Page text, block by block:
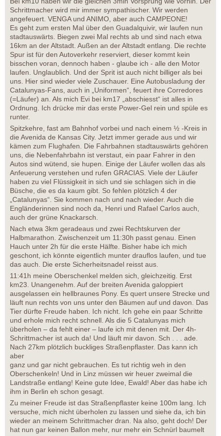
Schrittmacher wird mir immer sympathischer. Wir werden
angefeuert. VENGA und ANIMO, aber auch CAMPEONE!
Es geht zum ersten Mal über den Guadalquivir, wir laufen nun
stadtauswärts. Biegen zwei Mal rechts ab und sind nach etwa
16km an der Altstadt. Außen an der Altstadt entlang. Die rechte
Spur ist für den Autoverkehr reserviert, dieser kommt kein
bisschen voran, dennoch haben - glaube ich - alle den Motor
laufen. Unglaublich. Und der Sprit ist auch nicht billiger als bei
uns. Hier sind wieder viele Zuschauer. Eine Autobusladung der
Catalunyas-Fans, auch in „Uniformen“, feuert ihre Corredores
(=Läufer) an. Als mich Evi bei km17 „abschiesst“ ist alles in
Ordnung. Ich drücke mir das erste Power-Gel rein und spüle es
runter.
Spitzkehre, fast am Bahnhof vorbei und nach einem ½ -Kreis in
die Avenida de Kansas City. Jetzt immer gerade aus und wir
kämen zum Flughafen. Die Fahrbahnen stadtauswärts gehören
uns, die Nebenfahrbahn ist verstaut, ein paar Fahrer in den
Autos sind wütend, sie hupen. Einige der Läufer wollen das als
Anfeuerung verstehen und rufen GRACIAS. Viele der Läufer
haben zu viel Flüssigkeit in sich und sie schlagen sich in die
Büsche, die es da kaum gibt. So fehlen plötzlich 4 der
„Catalunyas“. Sie kommen nach und nach wieder. Auch die
Engländerinnen sind noch da, Henri und Rafael Carlos auch,
auch der grüne Knackarsch.
Nach etwa 3km geradeaus und zwei Rechtskurven der
Halbmarathon. Zwischenzeit um 11:30h passt genau. Einen
Hauch unter 2h für die erste Hälfte. Bisher habe ich mich
geschont, ich könnte eigentlich munter drauflos laufen, und tue
das auch. Die erste Sicherheitsnadel reisst aus.
11:41h meine Oberschenkel melden sich, gleichzeitig. Erst
km23. Unangenehm. Auf der breiten Avenida galoppiert
ausgelassen ein hellbraunes Pony. Es quert unsere Strecke und
läuft nun rechts von uns unter den Bäumen auf und davon. Das
Tier dürfte Freude haben. Ich nicht. Ich gehe ein paar Schritte
und erhole mich recht schnell. Als die 5 Catalunyas mich
überholen – da fehlt einer – laufe ich mit denen mit. Der 4h-
Schrittmacher ist auch da! Und läuft mir davon. Sch . . . ade.
Nach 27km plötzlich buckliges Straßenpflaster. Das kann ich
aber
ganz und gar nicht gebrauchen. Es tut richtig weh in den
Oberschenkeln! Und in Linz müssen wir heuer zweimal die
Landstraße entlang! Keine gute Idee, Ewald! Aber das habe ich
ihm in Berlin eh schon gesagt.
Zu meiner Freude ist das Straßenpflaster keine 100m lang. Ich
versuche, mich nicht überholen zu lassen und siehe da, ich bin
wieder an meinem Schrittmacher dran. Na also, geht doch! Der
hat nun gar keinen Ballon mehr, nur mehr ein Schnürl baumelt